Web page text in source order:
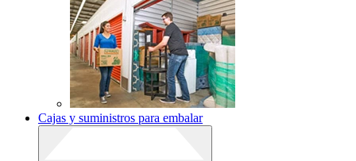
Cajas y suministros para embalar